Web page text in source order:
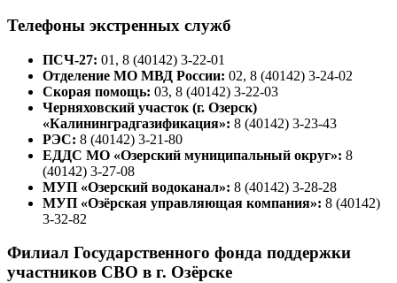
Телефоны экстренных служб
ПСЧ-27: 01, 8 (40142) 3-22-01
Отделение МО МВД России: 02, 8 (40142) 3-24-02
Скорая помощь: 03, 8 (40142) 3-22-03
Черняховский участок (г. Озерск)
«Калининградгазификация»: 8 (40142) 3-23-43
РЭС: 8 (40142) 3-21-80
ЕДДС МО «Озерский муниципальный округ»: 8
(40142) 3-27-08
МУП «Озерский водоканал»: 8 (40142) 3-28-28
МУП «Озёрская управляющая компания»: 8 (40142)
3-32-82
Филиал Государственного фонда поддержки
участников СВО в г. Озёрске